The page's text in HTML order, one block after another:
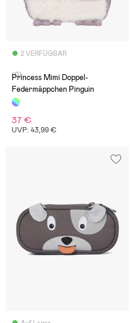
2 VERFÜGBAR
(0)
Princess Mimi Doppel-
Federmäppchen Pinguin
37 €
UVP: 43,99 €